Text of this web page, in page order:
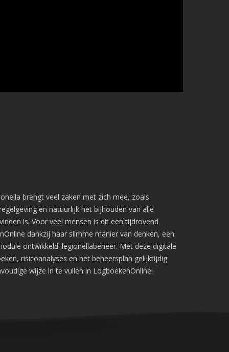
brengt veel zaken met zich mee, zoals
en natuurlijk het bijhouden van alle
is. Voor veel mensen is dit een tijdrovend
dankzij haar slimme manier van denken, een
ontwikkeld: legionellabeheer. Met deze digitale
risicoanalyses en het beheersplan gelijktijdig
wijze in te vullen in LogboekenOnline!
Contact
Privacy Policy
Systeemstatus
Applicatie is online!